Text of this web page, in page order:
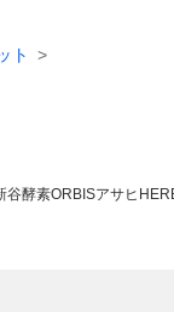
ト
谷酵素ORBISアサヒ